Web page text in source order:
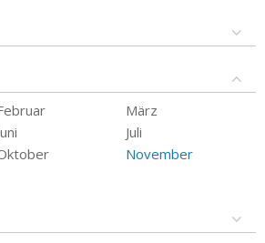
März
Juli
November